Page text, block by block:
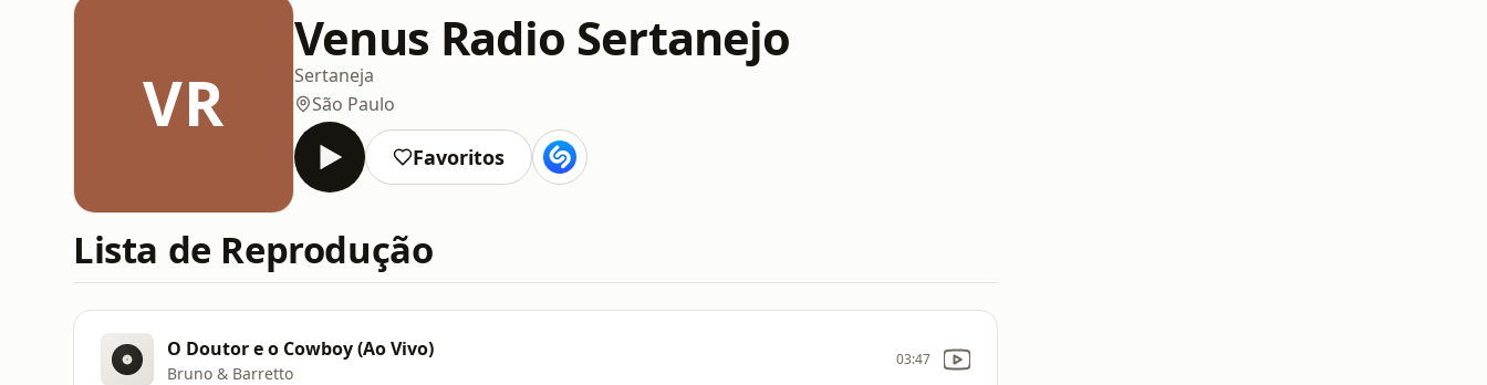
VR
Venus Radio Sertanejo
Sertaneja
São Paulo
Favoritos
Lista de Reprodução
O Doutor e o Cowboy (Ao Vivo)
Bruno & Barretto
03:47